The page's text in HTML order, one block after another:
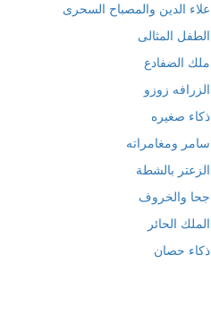
علاء الدين والمصباح السحرى
الطفل المثالى
ملك الضفادع
الزرافه زوزو
ذكاء صغيره
سامر ومغامراته
الزعتر بالشطة
جحا والخروف
الملك الحائر
ذكاء حصان